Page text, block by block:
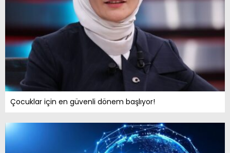
Çocuklar için en güvenli dönem başlıyor!